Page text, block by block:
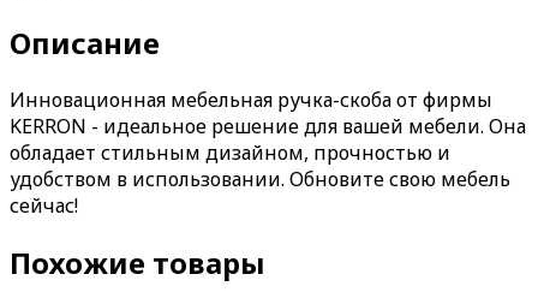
Описание
Инновационная мебельная ручка-скоба от фирмы
KERRON - идеальное решение для вашей мебели. Она
обладает стильным дизайном, прочностью и
удобством в использовании. Обновите свою мебель
сейчас!
Похожие товары